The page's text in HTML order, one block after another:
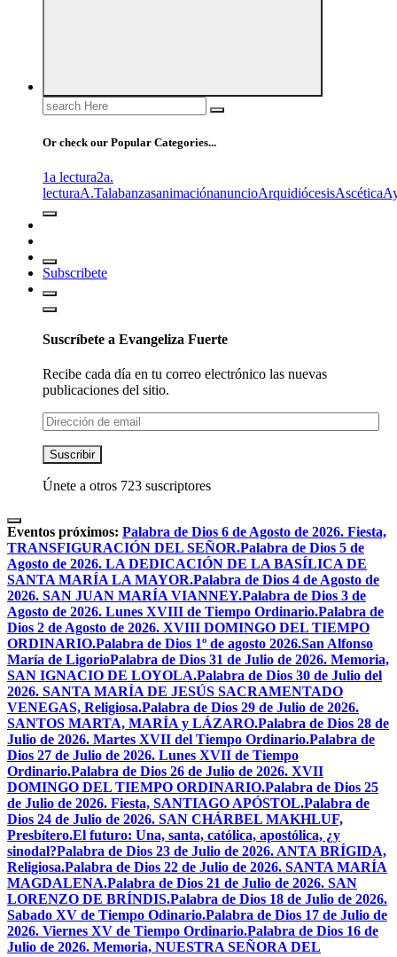
Search
for:
Or check our Popular Categories...
1a lectura2a.
lecturaA.TalabanzasanimaciónanuncioArquidiócesisAscética
Subscribete
Suscríbete a Evangeliza Fuerte
Recibe cada día en tu correo electrónico las nuevas
publicaciones del sitio.
Dirección
de
email
Suscribir
Únete a otros 723 suscriptores
Eventos próximos: Palabra de Dios 6 de Agosto de 2026. Fiesta,
TRANSFIGURACIÓN DEL SEÑOR.Palabra de Dios 5 de
Agosto de 2026. LA DEDICACIÓN DE LA BASÍLICA DE
SANTA MARÍA LA MAYOR.Palabra de Dios 4 de Agosto de
2026. SAN JUAN MARÍA VIANNEY.Palabra de Dios 3 de
Agosto de 2026. Lunes XVIII de Tiempo Ordinario.Palabra de
Dios 2 de Agosto de 2026. XVIII DOMINGO DEL TIEMPO
ORDINARIO.Palabra de Dios 1º de agosto 2026.San Alfonso
María de LigorioPalabra de Dios 31 de Julio de 2026. Memoria,
SAN IGNACIO DE LOYOLA.Palabra de Dios 30 de Julio del
2026. SANTA MARÍA DE JESÚS SACRAMENTADO
VENEGAS, Religiosa.Palabra de Dios 29 de Julio de 2026.
SANTOS MARTA, MARÍA y LÁZARO.Palabra de Dios 28 de
Julio de 2026. Martes XVII del Tiempo Ordinario.Palabra de
Dios 27 de Julio de 2026. Lunes XVII de Tiempo
Ordinario.Palabra de Dios 26 de Julio de 2026. XVII
DOMINGO DEL TIEMPO ORDINARIO.Palabra de Dios 25
de Julio de 2026. Fiesta, SANTIAGO APÓSTOL.Palabra de
Dios 24 de Julio de 2026. SAN CHÁRBEL MAKHLUF,
Presbítero.El futuro: Una, santa, católica, apostólica, ¿y
sinodal?Palabra de Dios 23 de Julio de 2026. ANTA BRÍGIDA,
Religiosa.Palabra de Dios 22 de Julio de 2026. SANTA MARÍA
MAGDALENA.Palabra de Dios 21 de Julio de 2026. SAN
LORENZO DE BRÍNDIS.Palabra de Dios 18 de Julio de 2026.
Sabado XV de Tiempo Odinario.Palabra de Dios 17 de Julio de
2026. Viernes XV de Tiempo Ordinario.Palabra de Dios 16 de
Julio de 2026. Memoria, NUESTRA SEÑORA DEL